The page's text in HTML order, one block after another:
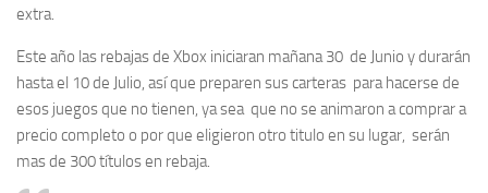
extra.
Este año las rebajas de Xbox iniciaran mañana 30 de Junio y durarán
hasta el 10 de Julio, así que preparen sus carteras para hacerse de
esos juegos que no tienen, ya sea que no se animaron a comprar a
precio completo o por que eligieron otro titulo en su lugar, serán
mas de 300 títulos en rebaja.